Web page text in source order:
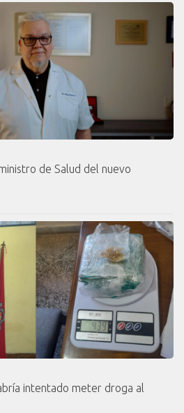
de Salud del nuevo
intentado meter droga al